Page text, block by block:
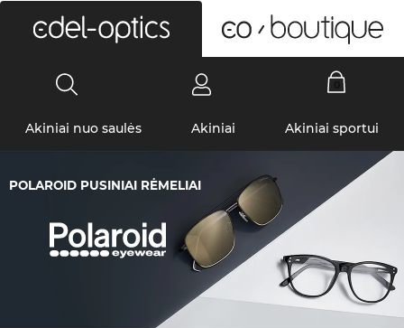
Akiniai nuo saulės Akiniai Akiniai sportui
POLAROID PUSINIAI RĖMELIAI